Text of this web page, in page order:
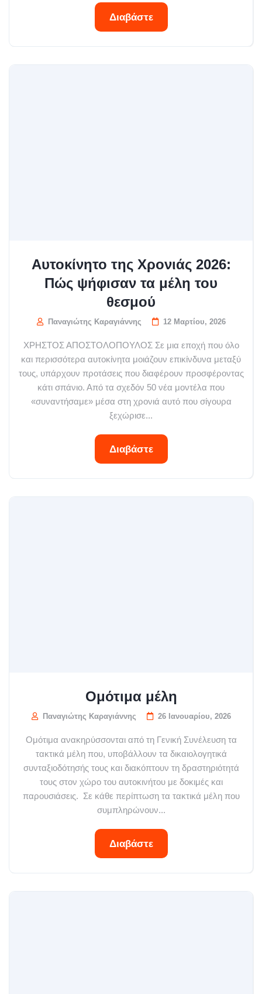
Διαβάστε
Αυτοκίνητο της Χρονιάς 2026:
Πώς ψήφισαν τα μέλη του
θεσμού
Παναγιώτης Καραγιάννης 12 Μαρτίου, 2026
ΧΡΗΣΤΟΣ ΑΠΟΣΤΟΛΟΠΟΥΛΟΣ Σε μια εποχή που όλο
και περισσότερα αυτοκίνητα μοιάζουν επικίνδυνα μεταξύ
τους, υπάρχουν προτάσεις που διαφέρουν προσφέροντας
κάτι σπάνιο. Από τα σχεδόν 50 νέα μοντέλα που
«συναντήσαμε» μέσα στη χρονιά αυτό που σίγουρα
ξεχώρισε...
Διαβάστε
Ομότιμα μέλη
Παναγιώτης Καραγιάννης 26 Ιανουαρίου, 2026
Ομότιμα ανακηρύσσονται από τη Γενική Συνέλευση τα
τακτικά μέλη που, υποβάλλουν τα δικαιολογητικά
συνταξιοδότησής τους και διακόπτουν τη δραστηριότητά
τους στον χώρο του αυτοκινήτου με δοκιμές και
παρουσιάσεις. Σε κάθε περίπτωση τα τακτικά μέλη που
συμπληρώνουν...
Διαβάστε